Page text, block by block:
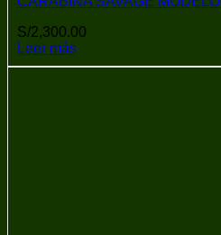
S/2,300.00
Leer más